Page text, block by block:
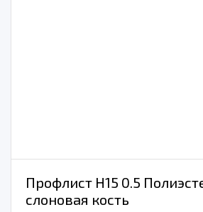
Профлист Н15 0.5
слоновая кость